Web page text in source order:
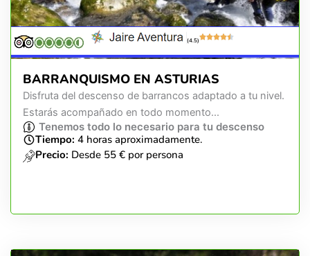
(4.5)
BARRANQUISMO EN ASTURIAS
Disfruta del descenso de barrancos adaptado a tu nivel.
Estarás acompañado en todo momento...
Tenemos todo lo necesario para tu descenso
Tiempo: 4 horas aproximadamente.
Precio: Desde 55 € por persona